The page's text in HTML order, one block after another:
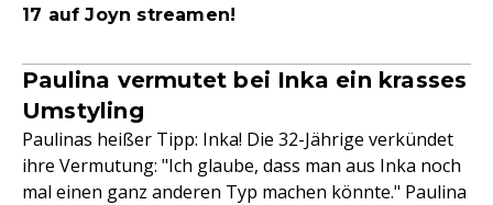
17 auf Joyn streamen!
Paulina vermutet bei Inka ein krasses
Umstyling
Paulinas heißer Tipp: Inka! Die 32-Jährige verkündet
ihre Vermutung: "Ich glaube, dass man aus Inka noch
mal einen ganz anderen Typ machen könnte." Paulina